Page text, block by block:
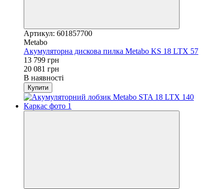
Артикул: 601857700
Metabo
Акумуляторна дискова пилка Metabo KS 18 LTX 57
13 799 грн
20 081 грн
В наявності
Купити